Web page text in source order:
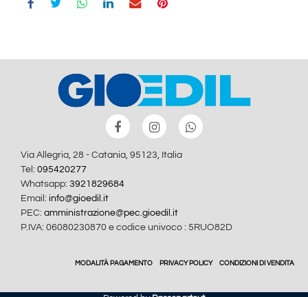
Via Allegria, 28 - Catania, 95123, Italia
Tel: 095420277
Whatsapp: 3921829684
Email: info@gioedil.it
PEC: amministrazione@pec.gioedil.it
P.IVA: 06080230870 e codice univoco : 5RUO82D
MODALITÀ PAGAMENTO PRIVACY POLICY CONDIZIONI DI VENDITA